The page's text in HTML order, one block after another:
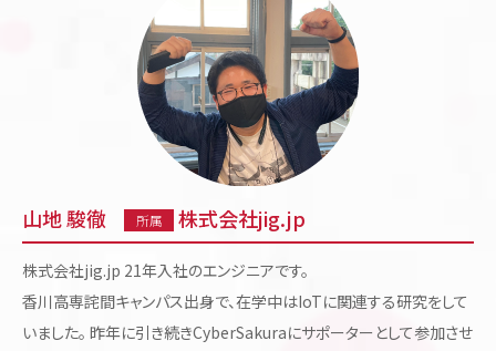
山地 駿徹 所属 株式会社jig.jp
株式会社jig.jp 21年入社のエンジニアです。
香川高専詫間キャンパス出身で、在学中はIoTに関連する研究をして
いました。 昨年に引き続きCyberSakuraにサポーターとして参加させ